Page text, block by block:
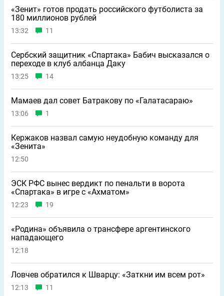
«Зенит» готов продать российского футболиста за
180 миллионов рублей
13:32 11
Сербский защитник «Спартака» Бабич высказался о
переходе в клуб албанца Даку
13:25 14
Мамаев дал совет Батракову по «Галатасараю»
13:06 1
Кержаков назвал самую неудобную команду для
«Зенита»
12:50
ЭСК РФС вынес вердикт по пенальти в ворота
«Спартака» в игре с «Ахматом»
12:23 19
«Родина» объявила о трансфере аргентинского
нападающего
12:18
Ловчев обратился к Шварцу: «Заткни им всем рот»
12:13 11